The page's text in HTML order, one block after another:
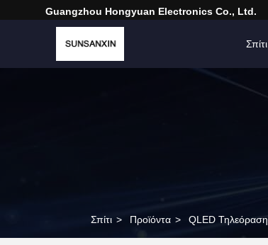
Guangzhou Hongyuan Electronics Co., Ltd.
Σπίτι
Σπίτι > Προϊόντα > QLED Τηλεόραση